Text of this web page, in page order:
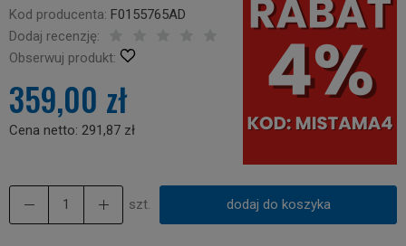
Kod producenta: F0155765AD
Dodaj recenzję:
Obserwuj produkt:
359,00 zł
Cena netto: 291,87 zł
szt. dodaj do koszyka